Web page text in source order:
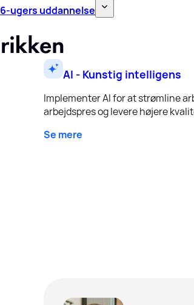
6-ugers uddannelse
AI - Kunstig intelligens
Implementer AI for at strømline
arbejdspres og levere højere
Se mere